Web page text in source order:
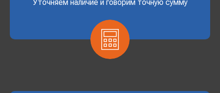
Уточняем наличие и говорим точную сумму